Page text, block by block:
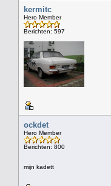
kermitc
Hero Member
Berichten: 597
ockdet
Hero Member
Berichten: 800
mijn kadett